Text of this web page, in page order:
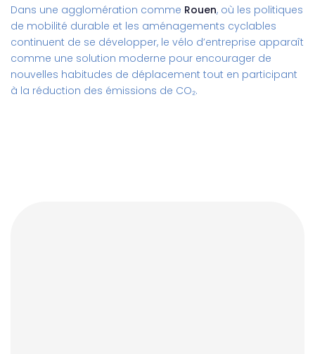
Dans une agglomération comme Rouen, où les politiques
de mobilité durable et les aménagements cyclables
continuent de se développer, le vélo d’entreprise apparaît
comme une solution moderne pour encourager de
nouvelles habitudes de déplacement tout en participant
à la réduction des émissions de CO₂.